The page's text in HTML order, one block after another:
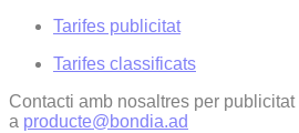
Tarifes publicitat
Tarifes classificats
Contacti amb nosaltres per
a producte@bondia.ad